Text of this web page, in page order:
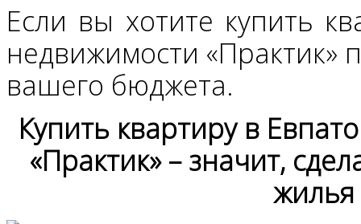
Если вы хотите купить
недвижимости «Практик»
вашего бюджета.
Купить квартиру в
«Практик» – значит,